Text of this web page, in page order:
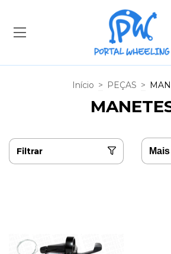
Início > PEÇAS >
Filtrar